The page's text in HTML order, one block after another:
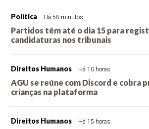
Política Há 58 minutos
Partidos têm até o dia 15 para
candidaturas nos tribunais
Direitos Humanos Há 10 horas
AGU se reúne com Discord e cobra
crianças na plataforma
Direitos Humanos Há 15 horas